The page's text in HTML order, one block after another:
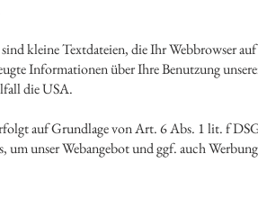
kleine Textdateien, die Ihr Webbrowser
Informationen über Ihre Benutzung
die USA.
auf Grundlage von Art. 6 Abs. 1 lit. f
um unser Webangebot und ggf. auch